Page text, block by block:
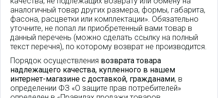
аналогичный товар других размера, формы, габарита,
фасона, расцветки или комплектации». Обязательно
уточните, не попал ли приобретенный вами товар в
данный перечень (можно сделать ссылку на полный
текст перечня), по которому возврат не производится.
Порядок осуществления возврата товара
надлежащего качества, купленного в нашем
интернет-магазине с доставкой, гражданами, в
определении ФЗ «О защите прав потребителей»